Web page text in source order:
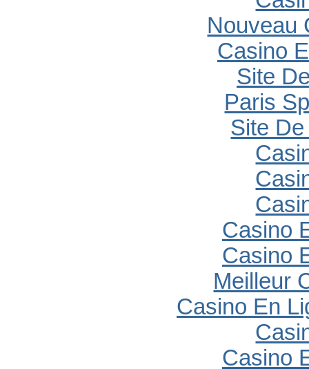
Nouveau
Casino
Site
Paris
Site
Casino
Casino
Meilleur
Casino En
Casino